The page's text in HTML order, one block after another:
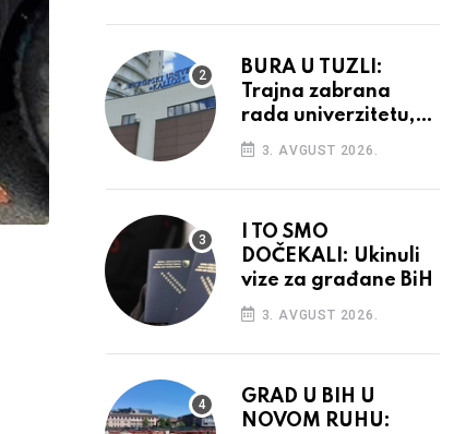
BURA U TUZLI:
Trajna zabrana
rada univerzitetu,
provedba sudskih
odluka
3. AVGUST 2026.
I TO SMO
DOČEKALI: Ukinuli
vize za građane BiH
3. AVGUST 2026.
GRAD U BIH U
NOVOM RUHU: